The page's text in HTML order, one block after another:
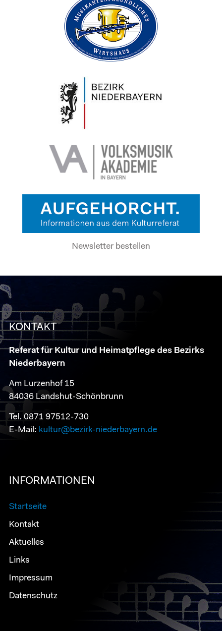
Newsletter bestellen
KONTAKT
Referat für Kultur und Heimatpflege des Bezirks
Niederbayern
Am Lurzenhof 15
84036 Landshut-Schönbrunn
Tel. 0871 97512-730
E-Mail: kultur@bezirk-niederbayern.de
INFORMATIONEN
Startseite
Kontakt
Aktuelles
Links
Impressum
Datenschutz